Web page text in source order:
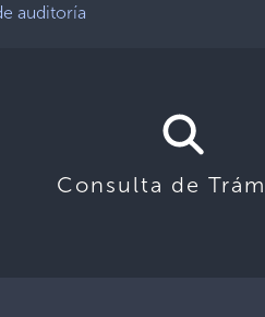
auditoría
Consulta de